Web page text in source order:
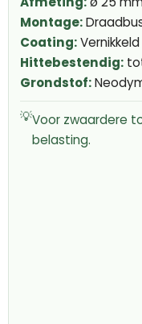
Montage:
Coating:Vernikkeld
Hittebestendig:
Grondstof:
💡Voor zwaardere
belasting.